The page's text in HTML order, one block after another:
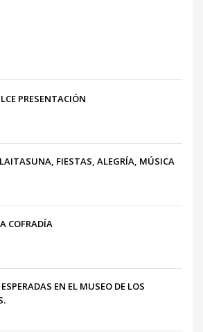
PRESENTACIÓN
FIESTAS, ALEGRÍA, MÚSICA
COFRADÍA
EN EL MUSEO DE LOS